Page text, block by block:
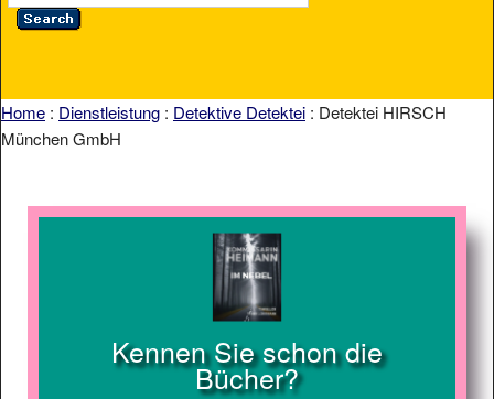
Home : Dienstleistung : Detektive Detektei : Detektei HIRSCH
München GmbH
Kennen Sie schon die
Bücher?